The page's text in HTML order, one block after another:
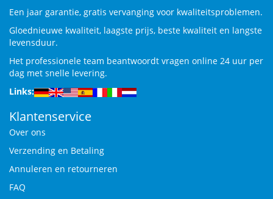
Een jaar garantie, gratis vervanging voor kwaliteitsproblemen.
Gloednieuwe kwaliteit, laagste prijs, beste kwaliteit en langste
levensduur.
Het professionele team beantwoordt vragen online 24 uur per
dag met snelle levering.
Links:
Klantenservice
Over ons
Verzending en Betaling
Annuleren en retourneren
FAQ